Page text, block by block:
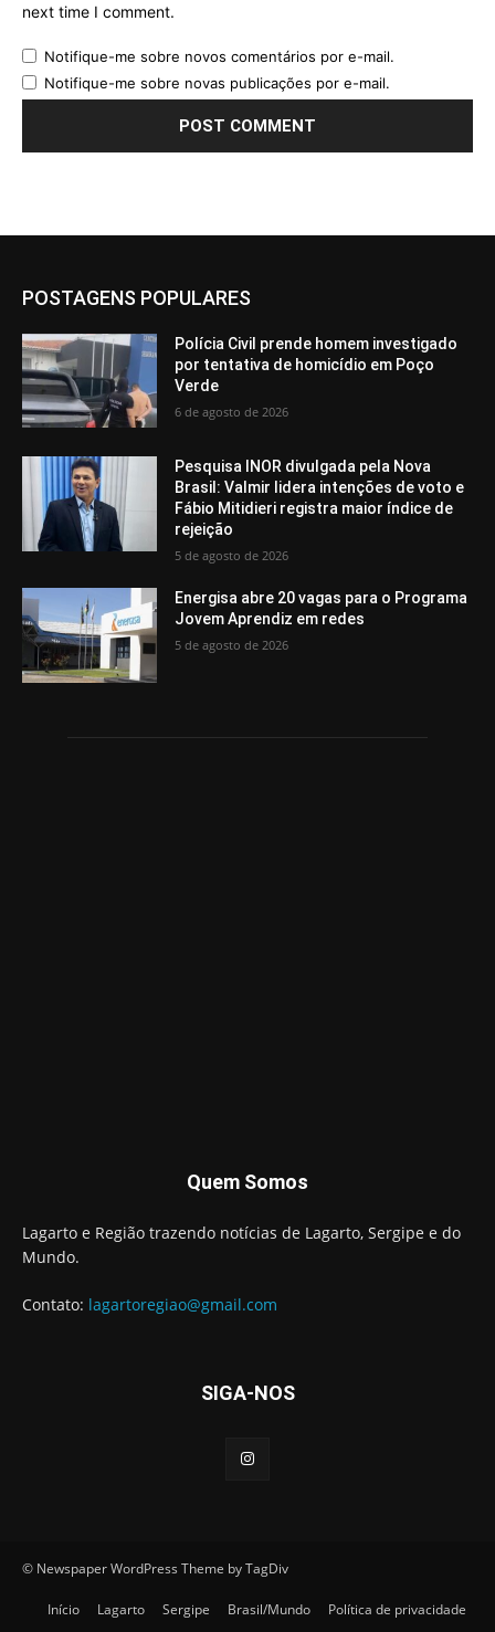
next time I comment.
Notifique-me sobre novos comentários por e-mail.
Notifique-me sobre novas publicações por e-mail.
POSTAGENS POPULARES
Polícia Civil prende homem investigado
por tentativa de homicídio em Poço
Verde
6 de agosto de 2026
Pesquisa INOR divulgada pela Nova
Brasil: Valmir lidera intenções de voto e
Fábio Mitidieri registra maior índice de
rejeição
5 de agosto de 2026
Energisa abre 20 vagas para o Programa
Jovem Aprendiz em redes
5 de agosto de 2026
Lagarto Sergipe